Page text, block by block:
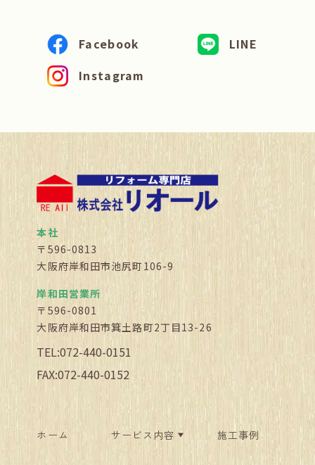
Facebook
LINE
Instagram
本社
〒596-0813
大阪府岸和田市池尻町106-9
岸和田営業所
〒596-0801
大阪府岸和田市箕土路町2丁目13-26
TEL:072-440-0151
FAX:072-440-0152
ホーム サービス内容 施工事例